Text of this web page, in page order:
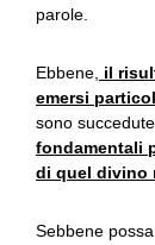
parole.
Ebbene, il
emersi
sono
fondamentali
di quel divino
Sebbene